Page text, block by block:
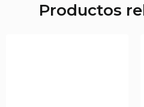
Productos